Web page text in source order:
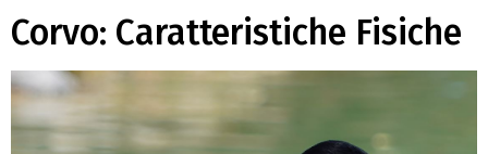
Corvo: Caratteristiche Fisiche